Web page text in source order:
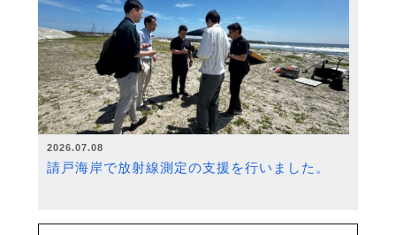
2026.07.08
請戸海岸で放射線測定の支援を行いました。